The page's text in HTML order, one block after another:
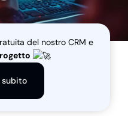
del nostro CRM e
subito